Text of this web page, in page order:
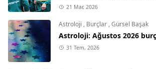
21 Mar, 2026
Astroloji , Burçlar ,Gürsel Başak
Astroloji: Ağustos 2026
31 Tem, 2026